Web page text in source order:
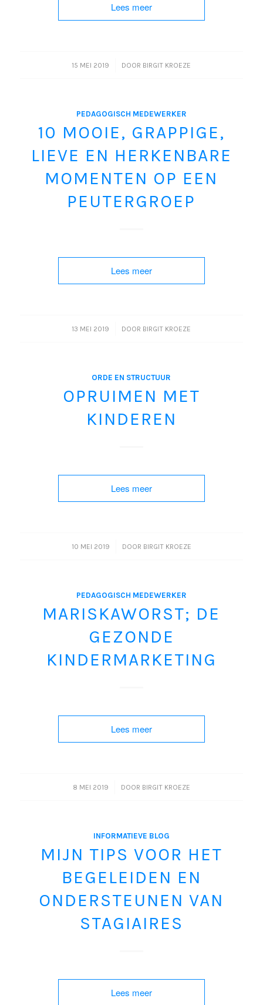
Lees meer
15 MEI 2019 DOOR BIRGIT KROEZE
PEDAGOGISCH MEDEWERKER
10 MOOIE, GRAPPIGE,
LIEVE EN HERKENBARE
MOMENTEN OP EEN
PEUTERGROEP
Lees meer
13 MEI 2019 DOOR BIRGIT KROEZE
ORDE EN STRUCTUUR
OPRUIMEN MET
KINDEREN
Lees meer
10 MEI 2019
/ DOOR BIRGIT KROEZE
PEDAGOGISCH MEDEWERKER
MARISKAWORST; DE
GEZONDE
KINDERMARKETING
Lees meer
8 MEI 2019
/ DOOR BIRGIT KROEZE
INFORMATIEVE BLOG
MIJN TIPS VOOR HET
BEGELEIDEN EN
ONDERSTEUNEN VAN
STAGIAIRES
Lees meer